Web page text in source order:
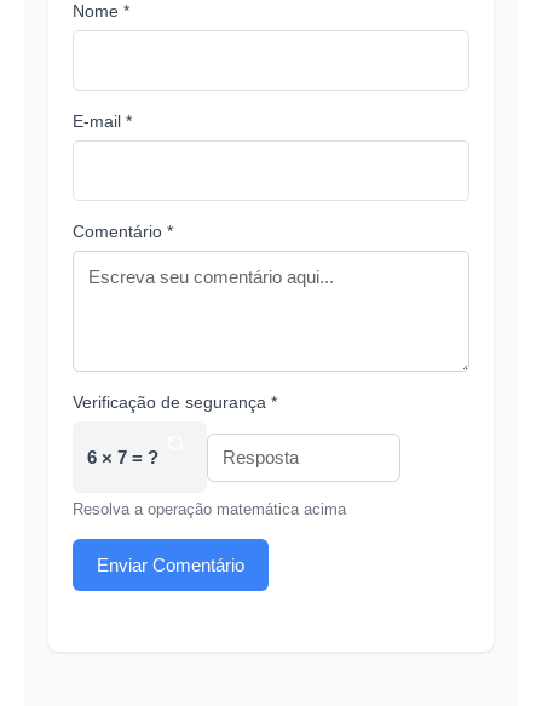
Nome *
E-mail *
Comentário *
Verificação de segurança *
6 × 7 = ?
Resolva a operação matemática acima
Enviar Comentário